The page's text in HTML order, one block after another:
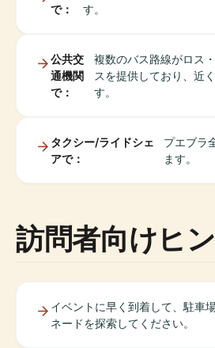
で：
す。
公共交
通機関
で：
複数のバス路線がロス
スを提供しており、近
す。
タクシー/ライドシェ
アで：
プエブラ
ます。
訪問者向けヒ
イベントに早く到着して、駐車
ネードを探索してください。